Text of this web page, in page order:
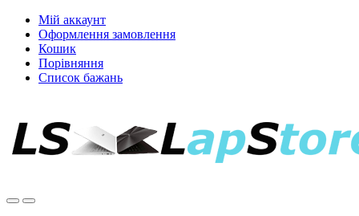
Мій аккаунт
Оформлення замовлення
Кошик
Порівняння
Список бажань